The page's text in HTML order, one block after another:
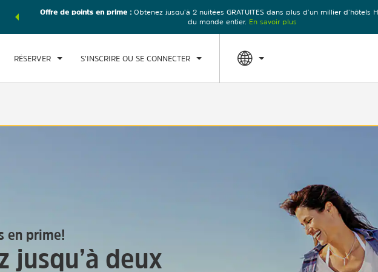
points
Offre de points en prime :Obtenez jusqu’à 2 nuitées GRATUITES dans plus d’un millier d’hôtels
du monde entier. En savoir plus
RÉSERVER S’INSCRIRE OU SE CONNECTER
en prime!
jusqu’à deux
ARRIVÉE DÉPART
SUN, 09 AUG 2026
1